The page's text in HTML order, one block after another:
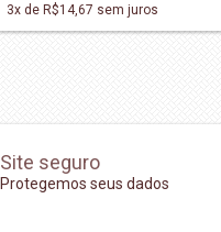
3x deR$14,67 sem juros
Site seguro
Protegemos seus dados